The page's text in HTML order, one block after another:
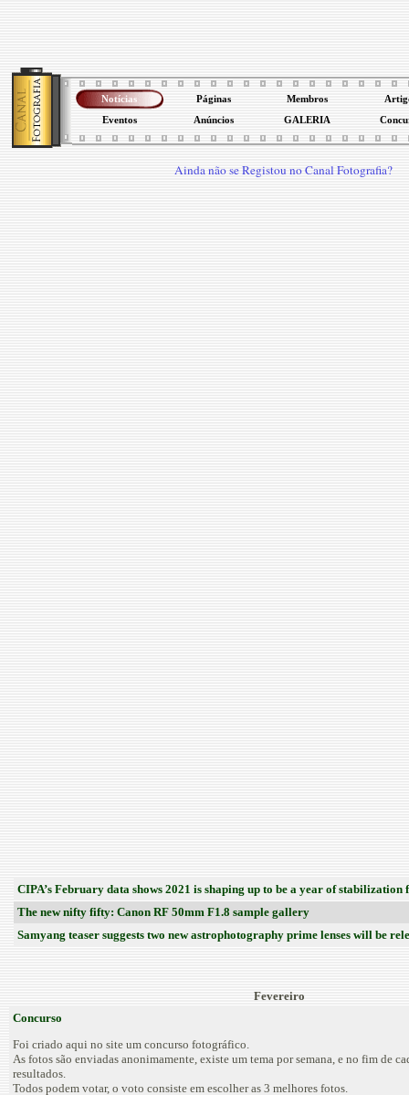
Notícias Páginas Membros
Eventos Anúncios GALERIA
Ainda não se Registou no Canal Fotografia?
CIPA’s February data shows 2021 is shaping up to be a year of
The new nifty fifty: Canon RF 50mm F1.8 sample gallery
Samyang teaser suggests two new astrophotography prime lenses will be
Fevereiro
Concurso
Foi criado aqui no site um concurso fotográfico.
As fotos são enviadas anonimamente, existe um tema por semana, e no fim de
resultados.
Todos podem votar, o voto consiste em escolher as 3 melhores fotos.